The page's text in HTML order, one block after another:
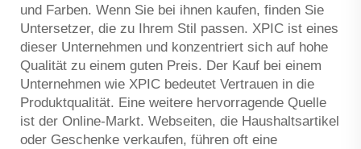
und Farben. Wenn Sie bei ihnen kaufen, finden Sie
Untersetzer, die zu Ihrem Stil passen. XPIC ist eines
dieser Unternehmen und konzentriert sich auf hohe
Qualität zu einem guten Preis. Der Kauf bei einem
Unternehmen wie XPIC bedeutet Vertrauen in die
Produktqualität. Eine weitere hervorragende Quelle
ist der Online-Markt. Webseiten, die Haushaltsartikel
oder Geschenke verkaufen, führen oft eine